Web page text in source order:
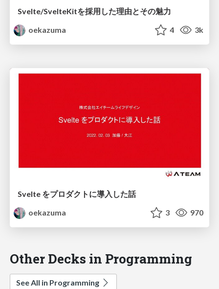
Svelte/SvelteKitを採用した理由とその魅力
oekazuma
4 3k
Svelte をプロダクトに導入した話
oekazuma
3 970
Other Decks in Programming
See All in Programming